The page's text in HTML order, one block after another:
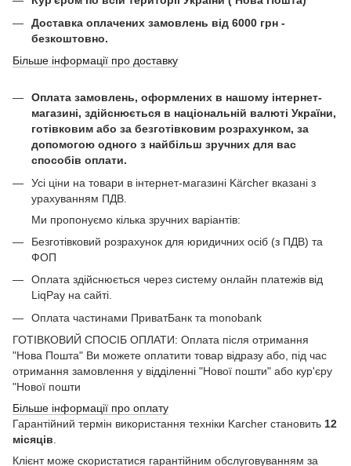
Доставка оплачених замовлень від 6000 грн -
безкоштовно.
Більше інформації про доставку
Оплата замовлень, оформлених в нашому інтернет-
магазині, здійснюється в національній валюті України,
готівковим або за безготівковим розрахунком, за
допомогою одного з найбільш зручних для вас
способів оплати.
Усі ціни на товари в інтернет-магазині Kärcher вказані з
урахуванням ПДВ.
Ми пропонуємо кілька зручних варіантів:
Безготівковий розрахунок для юридичних осіб (з ПДВ) та
ФОП
Оплата здійснюється через систему онлайн платежів від
LiqPay на сайті.
Оплата частинами ПриватБанк та monobank
ГОТІВКОВИЙ СПОСІБ ОПЛАТИ: Оплата після отримання
"Нова Пошта" Ви можете оплатити товар відразу або, під час
отримання замовлення у відділенні "Нової пошти" або кур'єру
"Нової пошти
Більше інформації про оплату
Гарантійний термін використання техніки Karcher становить 12
місяців
Клієнт може скористатися гарантійним обслуговуванням за